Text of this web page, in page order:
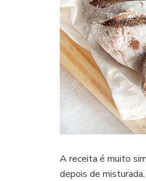
A receita é muito
depois de